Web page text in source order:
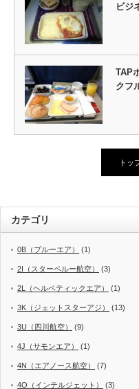
ビジ
TAP
クフ
トッ
カテゴリ
0B（ブルーエア） (1)
2I（スターペルー航空） (3)
2L（ヘルベティックエア） (1)
3K（ジェットスターアジ） (13)
3U（四川航空） (9)
4J（サモンエア） (1)
4N（エアノース航空） (7)
4O（インテルジェット） (3)